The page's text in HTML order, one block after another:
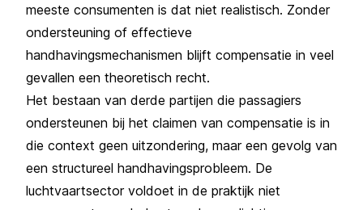
meeste consumenten is dat niet realistisch. Zonder
ondersteuning of effectieve
handhavingsmechanismen blijft compensatie in veel
gevallen een theoretisch recht.
Het bestaan van derde partijen die passagiers
ondersteunen bij het claimen van compensatie is in
die context geen uitzondering, maar een gevolg van
een structureel handhavingsprobleem. De
luchtvaartsector voldoet in de praktijk niet